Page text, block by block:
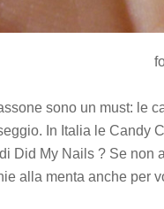
sono un must: le
In Italia le Candy
Did My Nails ? Se non
alla menta anche per